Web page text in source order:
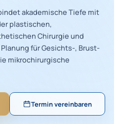
akademische Tiefe mit
plastischen,
Chirurgie und
für Gesichts-, Brust-
mikrochirurgische
Termin vereinbaren